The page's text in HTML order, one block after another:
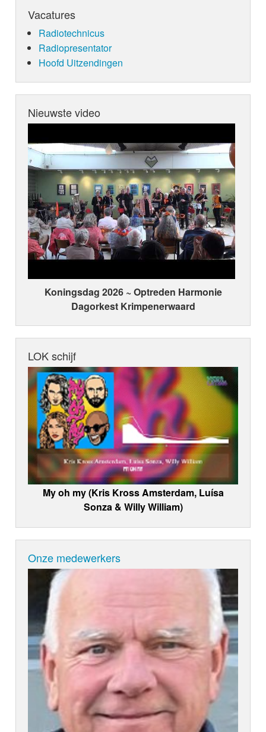
Vacatures
Radiotechnicus
Radiopresentator
Hoofd Uitzendingen
Nieuwste video
Koningsdag 2026 ~ Optreden Harmonie
Dagorkest Krimpenerwaard
LOK schijf
My oh my (Kris Kross Amsterdam, Luísa
Sonza & Willy William)
Onze medewerkers